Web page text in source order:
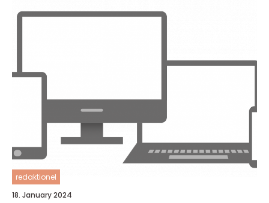
redaktionel
18. January 2024